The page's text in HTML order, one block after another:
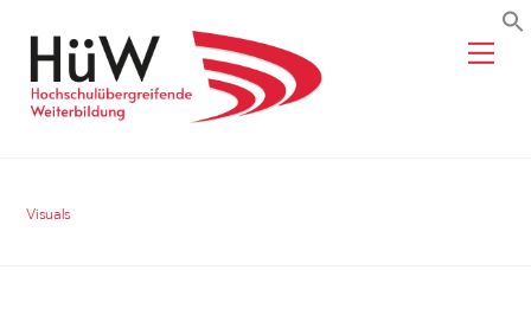
content
Visuals